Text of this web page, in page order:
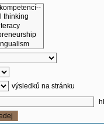
výsledků na stránku